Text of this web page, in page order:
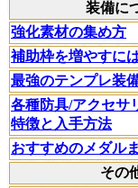
装備に
強化素材の集め方
補助枠を増やすに
最強のテンプレ装
各種防具/アクセサ
特徴と入手方法
おすすめのメダル
その